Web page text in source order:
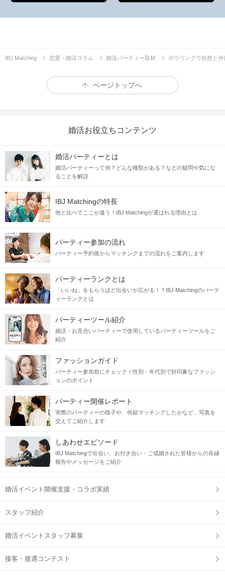
IBJ Matching 恋愛・婚活コラム 婚活パーティー取材 ボウリングで自然と
ページトップへ
婚活お役立ちコンテンツ
婚活パーティーとは
婚活パーティーって何？どんな種類がある？などの疑問や気にな
ることを解説
IBJ Matchingの特長
他と比べてここが違う！IBJ Matchingが選ばれる理由とは
パーティー参加の流れ
パーティー予約後からマッチングまでの流れをご案内します
パーティーランクとは
「いいね」をもらうほど出会いが広がる！？IBJ Matchingのパーテ
ィーランクとは
パーティーツール紹介
婚活・お見合いパーティーで使用しているパーティーツールをご
紹介
ファッションガイド
パーティー参加前にチェック！性別・年代別で好印象なファッシ
ョンのポイント
パーティー開催レポート
実際のパーティーの様子や、何組マッチングしたかなど、写真を
交えてご紹介します
しあわせエピソード
IBJ Matchingで出会い、お付き合い・ご成婚された皆様からの良縁
報告やメッセージをご紹介
婚活イベント開催支援・コラボ実績
スタッフ紹介
婚活イベントスタッフ募集
接客・接遇コンテスト